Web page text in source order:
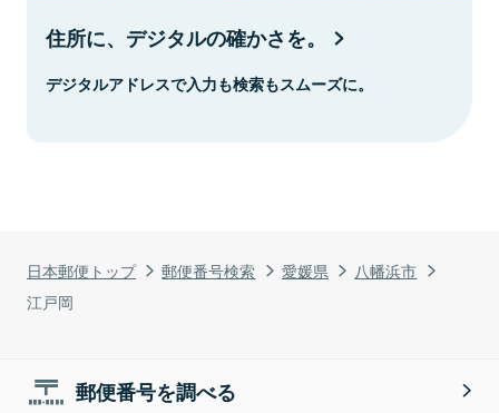
日本郵便トップ 郵便番号検索 愛媛県
八幡浜市
江戸岡
住所に、デジタルの確かさを。
デジタルアドレスで入力も検索もスムーズに。
郵便番号を調べる